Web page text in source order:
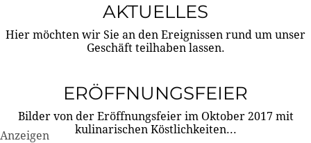
AKTUELLES
Hier möchten wir Sie an den Ereignissen rund um unser
Geschäft teilhaben lassen.
ERÖFFNUNGSFEIER
Bilder von der Eröffnungsfeier im Oktober 2017 mit
kulinarischen Köstlichkeiten...
Anzeigen